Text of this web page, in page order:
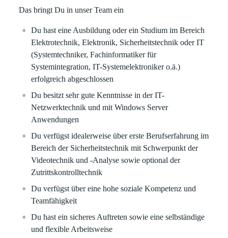
Das bringt Du in unser Team ein
Du hast eine Ausbildung oder ein Studium im Bereich
Elektrotechnik, Elektronik, Sicherheitstechnik oder IT
(Systemtechniker, Fachinformatiker für
Systemintegration, IT-Systemelektroniker o.ä.)
erfolgreich abgeschlossen
Du besitzt sehr gute Kenntnisse in der IT-
Netzwerktechnik und mit Windows Server
Anwendungen
Du verfügst idealerweise über erste Berufserfahrung im
Bereich der Sicherheitstechnik mit Schwerpunkt der
Videotechnik und -Analyse sowie optional der
Zutrittskontrolltechnik
Du verfügst über eine hohe soziale Kompetenz und
Teamfähigkeit
Du hast ein sicheres Auftreten sowie eine selbständige
und flexible Arbeitsweise